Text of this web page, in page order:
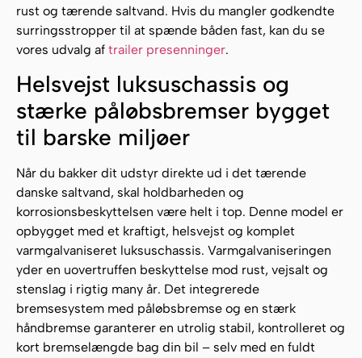
rust og tærende saltvand. Hvis du mangler godkendte
surringsstropper til at spænde båden fast, kan du se
vores udvalg af trailer presenninger.
Helsvejst luksuschassis og
stærke påløbsbremser bygget
til barske miljøer
Når du bakker dit udstyr direkte ud i det tærende
danske saltvand, skal holdbarheden og
korrosionsbeskyttelsen være helt i top. Denne model er
opbygget med et kraftigt, helsvejst og komplet
varmgalvaniseret luksuschassis. Varmgalvaniseringen
yder en uovertruffen beskyttelse mod rust, vejsalt og
stenslag i rigtig many år. Det integrerede
bremsesystem med påløbsbremse og en stærk
håndbremse garanterer en utrolig stabil, kontrolleret og
kort bremselængde bag din bil – selv med en fuldt